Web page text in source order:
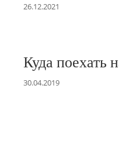
26.12.2021
Куда поехать
30.04.2019